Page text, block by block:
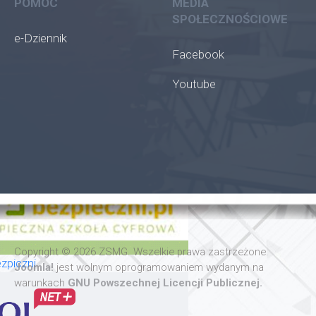
POMOC
e-Dziennik
MEDIA
SPOŁECZNOŚCIOWE
Facebook
Youtube
Copyright © 2026 ZSMG. Wszelkie prawa zastrzeżone.
Joomla! jest wolnym oprogramowaniem wydanym na
warunkach GNU Powszechnej Licencji Publicznej.